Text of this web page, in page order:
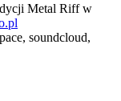
Metal Riff w
soundcloud,